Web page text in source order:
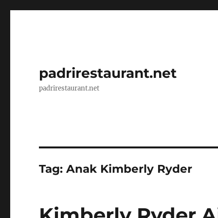
padrirestaurant.net
padrirestaurant.net
Tag:Anak Kimberly Ryder